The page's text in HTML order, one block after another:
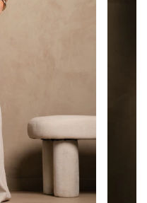
de um tecido
pode apresentar
após a
de lavagem
a durabilidade